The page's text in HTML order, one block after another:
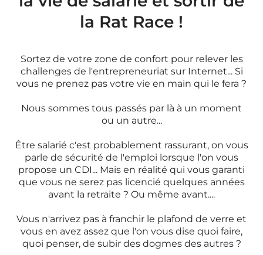
la Rat Race !
Sortez de votre zone de confort pour relever les
challenges de l'entrepreneuriat sur Internet... Si
vous ne prenez pas votre vie en main qui le fera ?
Nous sommes tous passés par là à un moment
ou un autre...
Être salarié c'est probablement rassurant, on vous
parle de sécurité de l'emploi lorsque l'on vous
propose un CDI... Mais en réalité qui vous garanti
que vous ne serez pas licencié quelques années
avant la retraite ? Ou même avant....
Vous n'arrivez pas à franchir le plafond de verre et
vous en avez assez que l'on vous dise quoi faire,
quoi penser, de subir des dogmes des autres ?